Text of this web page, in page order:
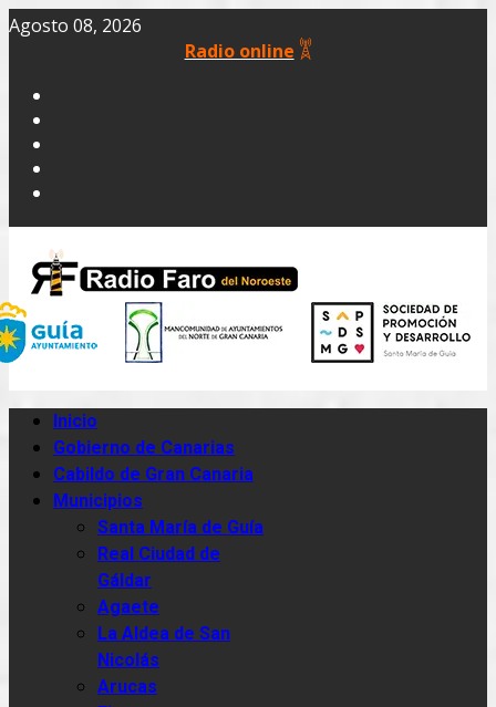
Agosto 08, 2026
Radio online
Inicio
Gobierno de Canarias
Cabildo de Gran Canaria
Municipios
Santa María de Guía
Real Ciudad de
Gáldar
Agaete
La Aldea de San
Nicolás
Arucas